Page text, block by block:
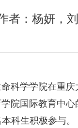
者：杨妍，
科学学院在重
院国际教育中
科生积极参与。